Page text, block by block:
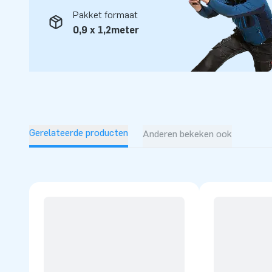
professionele service en levering. Ervaar zelf waarom wij
genoemd worden.Pakket formaat
0,9 x 1,2meter
Gerelateerde producten Anderen bekeken ook